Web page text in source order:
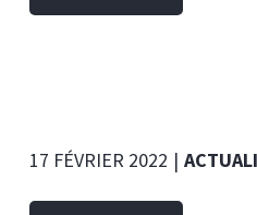
17 FÉVRIER 2022 |